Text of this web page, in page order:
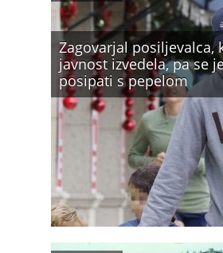
Zagovarjal posiljevalca,
javnost izvedela, pa se
posipati s pepelom